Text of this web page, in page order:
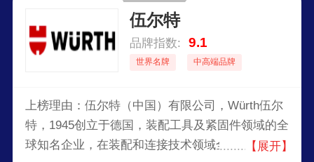
伍尔特
品牌指数: 9.1
世界名牌 中高端品牌
上榜理由：伍尔特（中国）有限公司，Würth伍尔
特，1945创立于德国，装配工具及紧固件领域的全
球知名企业，在装配和连接技术领域全球较大的跨
【展开】